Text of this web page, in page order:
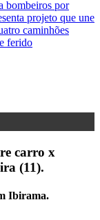
bombeiros por
projeto que une
caminhões
ferido
carro x
(11).
Ibirama.